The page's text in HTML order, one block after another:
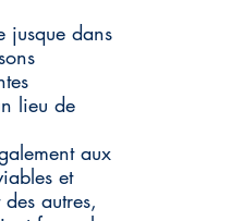
jusque dans
lieu de
aux
et
autres,